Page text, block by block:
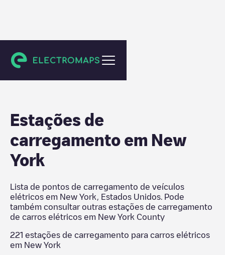
New York County
Estações de
carregamento em New
York
Lista de pontos de carregamento de veículos
elétricos em New York Estados Unidos . Pode
também consultar outras estações de carregamento
de carros elétricos em New York County
221 estações de carregamento para carros elétricos
em New York